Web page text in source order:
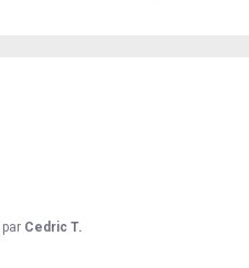
par Cedric T.